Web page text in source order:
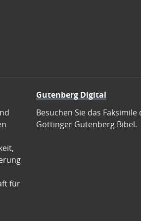
für
Gutenberg Digital
Besuchen Sie das Faksimile
Göttinger Gutenberg Bibel.